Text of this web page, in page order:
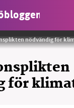
nödvändig för
för